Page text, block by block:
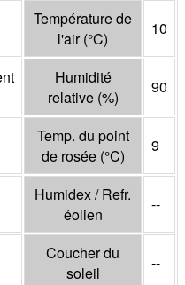
Température de
l'air(°C)
10
Humidité
relative (%)
90
Temp. du point
de rosée (°C)
9
Humidex / Refr.
éolien
--
Coucher du
soleil
--